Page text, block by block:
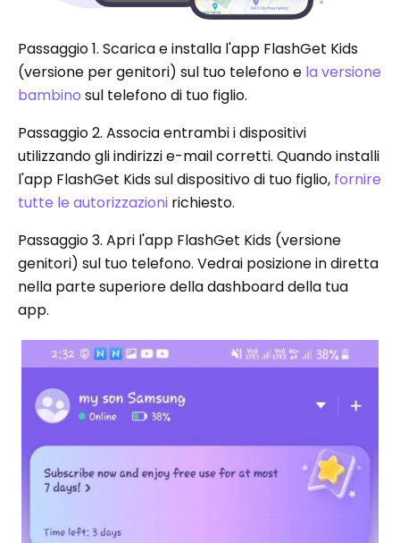
Passaggio 1. Scarica e installa l'app FlashGet Kids
(versione per genitori) sul tuo telefono e la versione
bambino sul telefono di tuo figlio.
Passaggio 2. Associa entrambi i dispositivi
utilizzando gli indirizzi e-mail corretti. Quando installi
l'app FlashGet Kids sul dispositivo di tuo figlio, fornire
tutte le autorizzazioni richiesto.
Passaggio 3. Apri l'app FlashGet Kids (versione
genitori) sul tuo telefono. Vedrai posizione in diretta
nella parte superiore della dashboard della tua
app.